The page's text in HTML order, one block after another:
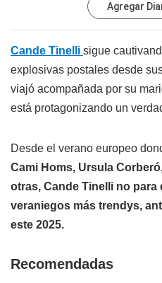
Agregar
Cande Tinelli sigue
explosivas postales desde
viajó acompañada por su
está protagonizando un
Desde el verano europeo
Cami Homs, Ursula
otras, Cande Tinelli no para
veraniegos más trendys,
este 2025.
Recomendadas